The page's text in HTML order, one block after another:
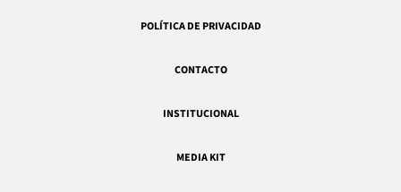
POLÍTICA DE PRIVACIDAD
CONTACTO
INSTITUCIONAL
MEDIA KIT